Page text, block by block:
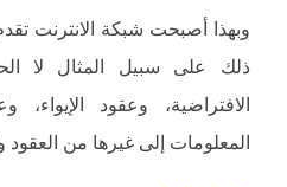
وبهذا أصبحت شبكة الانترنت
ذلك على سبيل المثال لا
الافتراضية، وعقود
المعلومات إلى غيرها من العقود